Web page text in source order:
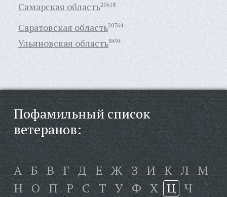
Самарская область20618
Саратовская область20764
Ульяновская область8494
Пофамильный список
ветеранов:
А Б В Г Д Е Ж З И К Л М
Н О П Р С Т У Ф Х Ц Ч